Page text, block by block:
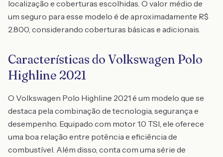
localização e coberturas escolhidas. O valor médio de
um seguro para esse modelo é de aproximadamente R$
2.800, considerando coberturas básicas e adicionais.
Características do Volkswagen Polo
Highline 2021
O Volkswagen Polo Highline 2021 é um modelo que se
destaca pela combinação de tecnologia, segurança e
desempenho. Equipado com motor 1.0 TSI, ele oferece
uma boa relação entre potência e eficiência de
combustível. Além disso, conta com uma série de